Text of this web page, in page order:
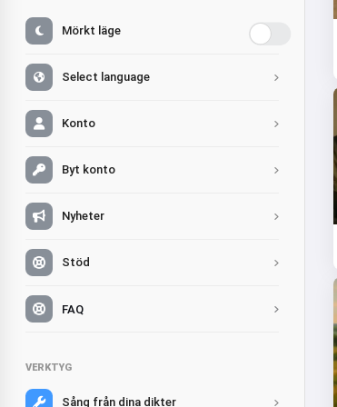
Mörkt läge
Select language
Konto
Byt konto
Nyheter
Stöd
FAQ
VERKTYG
Sång från dina dikter